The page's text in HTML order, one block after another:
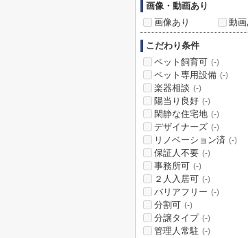
画像・動画あり
画像あり
動画
こだわり条件
ペット飼育可 (-)
ペット専用設備 (-)
楽器相談 (-)
陽当り良好 (-)
閑静な住宅地 (-)
デザイナーズ (-)
リノベーション済 (-)
保証人不要 (-)
事務所可 (-)
２人入居可 (-)
バリアフリー (-)
分割可 (-)
分譲タイプ (-)
管理人常駐 (-)